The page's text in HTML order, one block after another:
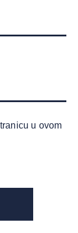
u ovom